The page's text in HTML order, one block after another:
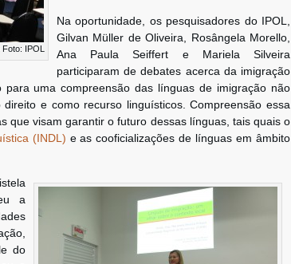
IPOL
Na oportunidade, os pesquisadores do IPOL,
Gilvan Müller de Oliveira, Rosângela Morello,
Ana Paula Seiffert e Mariela Silveira
participaram de debates acerca da imigração
uma compreensão das línguas de imigração não
e como recurso linguísticos. Compreensão essa
que visam garantir o futuro dessas línguas, tais quais o
(INDL) e as cooficializações de línguas em âmbito
a
do